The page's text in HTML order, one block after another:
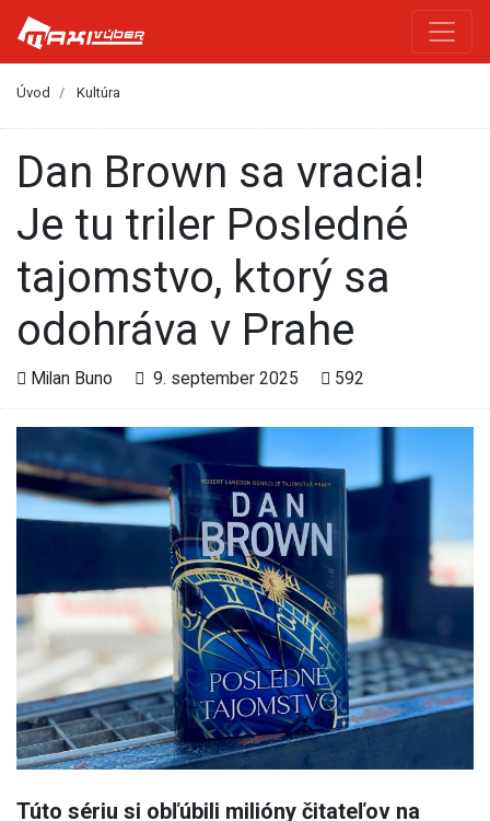
Úvod Kultúra
Dan Brown sa vracia!
Je tu triler Posledné
tajomstvo, ktorý sa
odohráva v Prahe
Milan Buno 9. september 2025 592
Túto sériu si obľúbili milióny čitateľov na